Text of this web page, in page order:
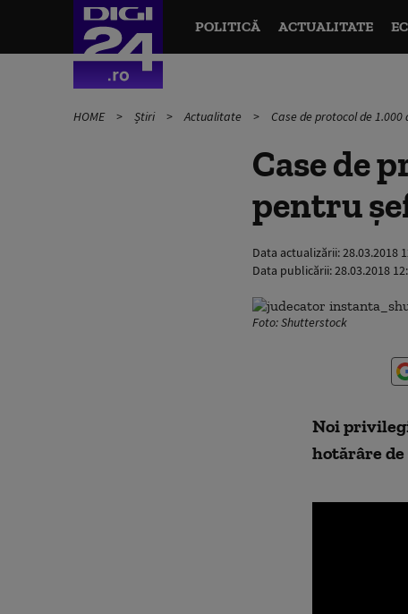
POLITICĂ ACTUALITATE
HOME Știri Actualitate Case de protocol de
Case de
pentru
Data actualizării:28.03.2018
Data publicării:28.03.2018
Foto: Shutterstock
Noi
hotărâre de